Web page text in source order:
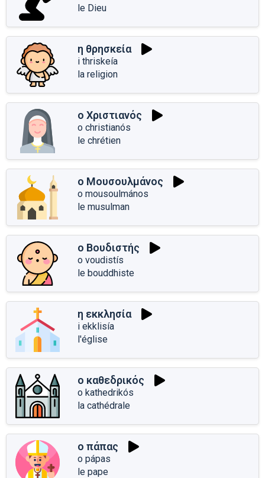
le Dieu
η θρησκεία
i thriskeía
la religion
ο Χριστιανός
o christianós
le chrétien
ο Μουσουλμάνος
o mousoulmános
le musulman
ο Βουδιστής
o voudistís
le bouddhiste
η εκκλησία
i ekklisía
l'église
ο καθεδρικός
o kathedrikós
la cathédrale
ο πάπας
o pápas
le pape